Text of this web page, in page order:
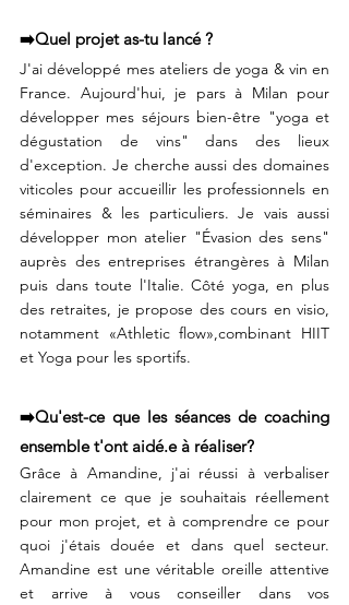
➡️Quel projet as-tu lancé ?⠀
J'ai développé mes ateliers de yoga & vin en
France. Aujourd'hui, je pars à Milan pour
développer mes séjours bien-être "yoga et
dégustation de vins" dans des lieux
d'exception. Je cherche aussi des domaines
viticoles pour accueillir les professionnels en
séminaires & les particuliers. Je vais aussi
développer mon atelier "Évasion des sens"
auprès des entreprises étrangères à Milan
puis dans toute l'Italie. Côté yoga, en plus
des retraites, je propose des cours en visio,
notamment «Athletic flow»,combinant HIIT
et Yoga pour les sportifs.⠀
➡️Qu'est-ce que les séances de coaching
ensemble t'ont aidé.e à réaliser?
Grâce à Amandine, j'ai réussi à verbaliser
clairement ce que je souhaitais réellement
pour mon projet, et à comprendre ce pour
quoi j'étais douée et dans quel secteur.
Amandine est une véritable oreille attentive
et arrive à vous conseiller dans vos